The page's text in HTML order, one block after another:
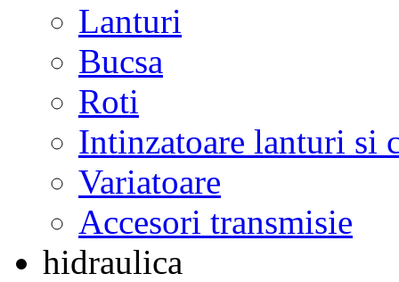
Lanturi
Bucsa
Roti
Intinzatoare lanturi si
Variatoare
Accesori transmisie
hidraulica